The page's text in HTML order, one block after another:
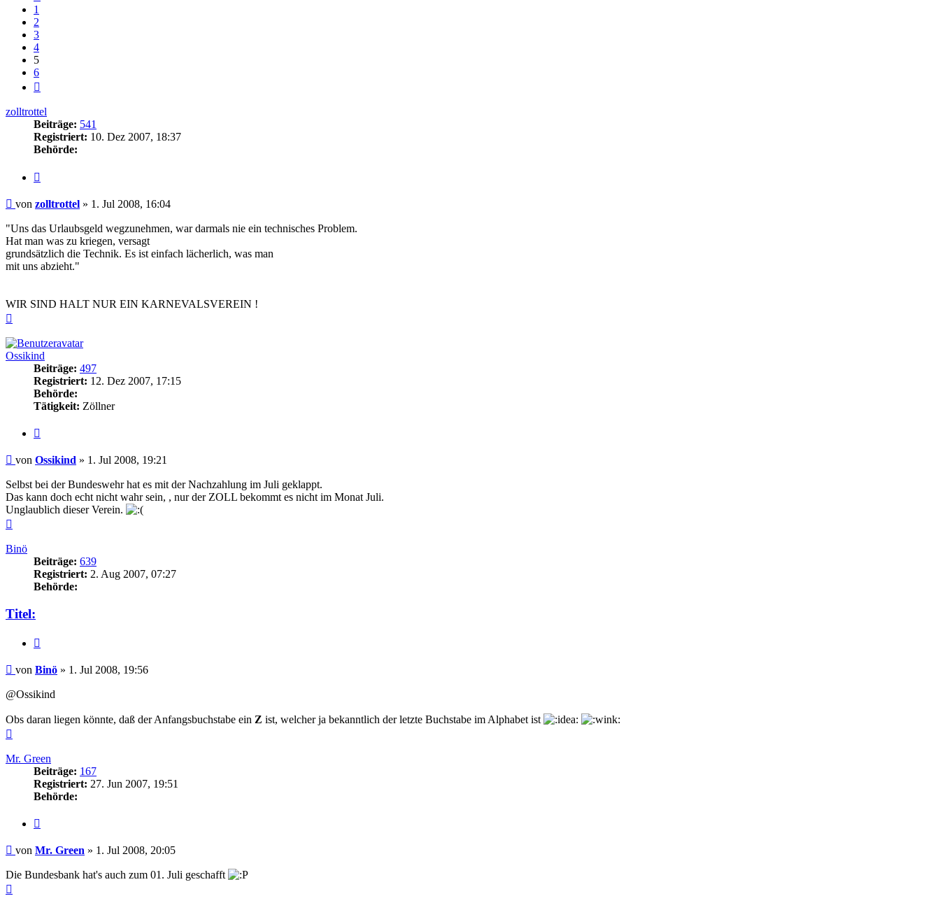
1
2
3
4
5
6
zolltrottel
Beiträge: 541
Registriert: 10. Dez 2007, 18:37
Behörde:
Beitrag
von zolltrottel » 1. Jul 2008, 16:04
"Uns das Urlaubsgeld wegzunehmen, war darmals nie ein technisches Problem.
Hat man was zu kriegen, versagt
grundsätzlich die Technik. Es ist einfach lächerlich, was man
mit uns abzieht."
WIR SIND HALT NUR EIN KARNEVALSVEREIN !
Ossikind
Beiträge: 497
Registriert: 12. Dez 2007, 17:15
Behörde:
Tätigkeit: Zöllner
Beitrag
von Ossikind » 1. Jul 2008, 19:21
Selbst bei der Bundeswehr hat es mit der Nachzahlung im Juli geklappt.
Das kann doch echt nicht wahr sein, , nur der ZOLL bekommt es nicht im Monat Juli.
Unglaublich dieser Verein.
Binö
Beiträge: 639
Registriert: 2. Aug 2007, 07:27
Behörde:
Titel:
Beitrag
von Binö » 1. Jul 2008, 19:56
@Ossikind
Obs daran liegen könnte, daß der Anfangsbuchstabe ein Z ist, welcher ja bekanntlich der letzte Buchstabe im Alphabet ist
Mr. Green
Beiträge: 167
Registriert: 27. Jun 2007, 19:51
Behörde:
Beitrag
von Mr. Green » 1. Jul 2008, 20:05
Die Bundesbank hat's auch zum 01. Juli geschafft